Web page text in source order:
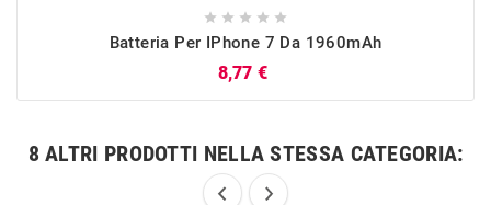
    
Batteria Per IPhone 7 Da 1960mAh
8,77 €
8 ALTRI PRODOTTI NELLA STESSA CATEGORIA: